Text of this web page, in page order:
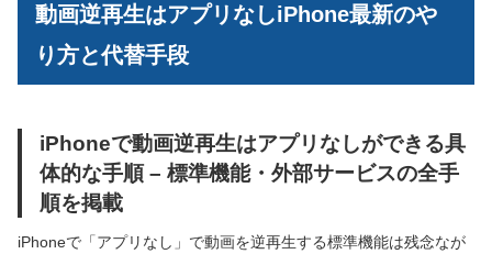
動画逆再生はアプリなしiPhone最新のや
り方と代替手段
iPhoneで動画逆再生はアプリなしができる具
体的な手順 – 標準機能・外部サービスの全手
順を掲載
iPhoneで「アプリなし」で動画を逆再生する標準機能は残念なが